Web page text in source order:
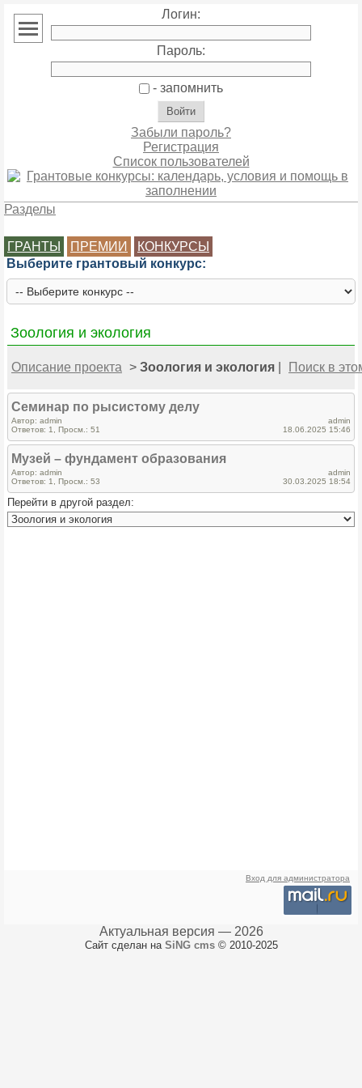
Логин:
Пароль:
- запомнить
Забыли пароль?
Регистрация
Список пользователей
Разделы
ГРАНТЫ ПРЕМИИ
КОНКУРСЫ
Выберите грантовый конкурс:
Зоология и экология
Описание проекта > Зоология и экология Поиск в
Семинар по рысистому делу
Автор: admin
Ответов: 1, Просм.: 51
admin
18.06.2025 15:46
Музей – фундамент образования
Автор: admin
Ответов: 1, Просм.: 53
admin
30.03.2025 18:54
Перейти в другой раздел:
Вход для администратора
Актуальная версия — 2026
Сайт сделан на SiNG cms© 2010-2025